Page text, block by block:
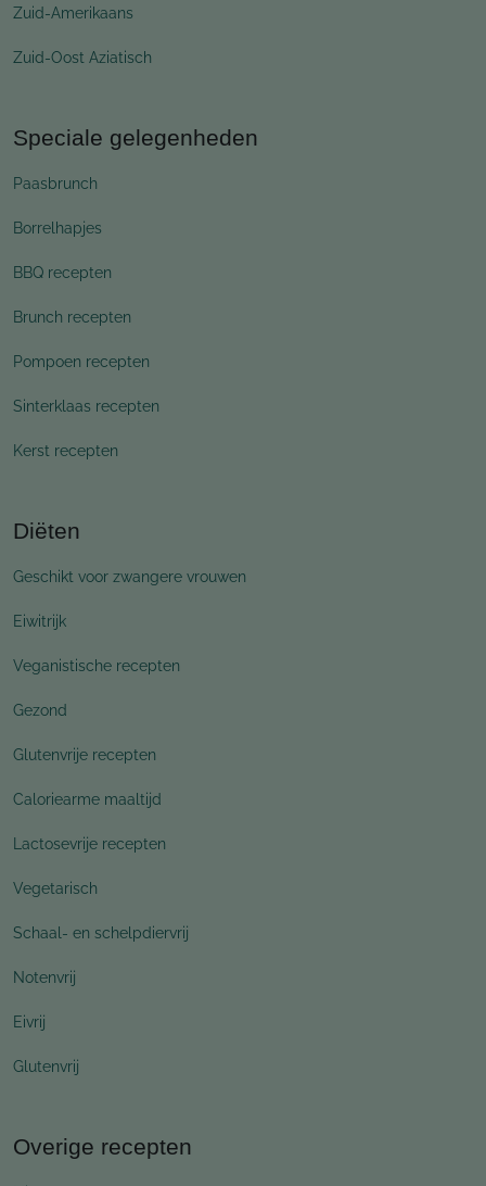
Zuid-Amerikaans
Zuid-Oost Aziatisch
Speciale gelegenheden
Paasbrunch
Borrelhapjes
BBQ recepten
Brunch recepten
Pompoen recepten
Sinterklaas recepten
Kerst recepten
Diëten
Geschikt voor zwangere vrouwen
Eiwitrijk
Veganistische recepten
Gezond
Glutenvrije recepten
Caloriearme maaltijd
Lactosevrije recepten
Vegetarisch
Schaal- en schelpdiervrij
Notenvrij
Eivrij
Glutenvrij
Overige recepten